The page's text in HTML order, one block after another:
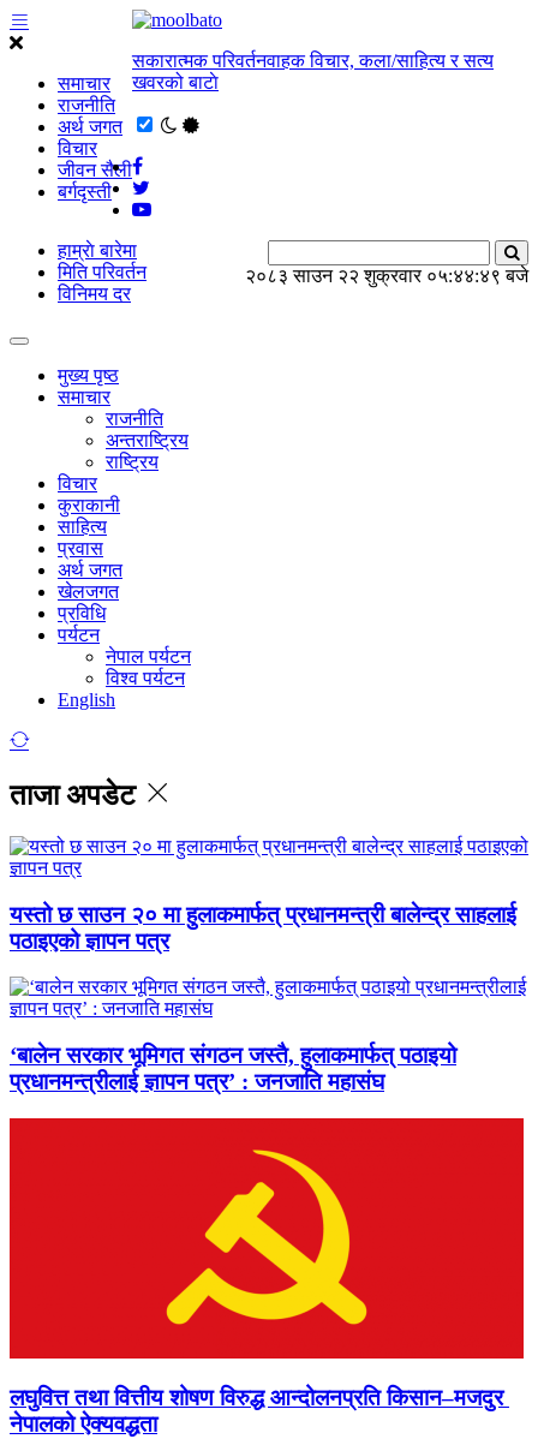
समाचार
राजनीति
अर्थ जगत
विचार
जीवन सैली
बर्गदृस्ती
सकारात्मक परिवर्तनवाहक विचार, कला/साहित्य र सत्य
खवरको बाटाे
२०८३ साउन २२ शुक्रवार ०५:४४:४९ बजे
हाम्राे बारेमा
मिति परिवर्तन
विनिमय दर
मुख्य पृष्ठ
समाचार
राजनीति
अन्तराष्ट्रिय
राष्ट्रिय
विचार
कुराकानी
साहित्य
प्रवास
अर्थ जगत
खेलजगत
प्रविधि
पर्यटन
नेपाल पर्यटन
विश्व पर्यटन
English
ताजा अपडेट
यस्तो छ साउन २० मा हुलाकमार्फत् प्रधानमन्त्री बालेन्द्र साहलाई
पठाइएको ज्ञापन पत्र
‘बालेन सरकार भूमिगत संगठन जस्तै, हुलाकमार्फत् पठाइयो
प्रधानमन्त्रीलाई ज्ञापन पत्र’ : जनजाति महासंघ
लघुवित्त तथा वित्तीय शोषण विरुद्ध आन्दोलनप्रति किसान–मजदुर
नेपालको ऐक्यवद्धता